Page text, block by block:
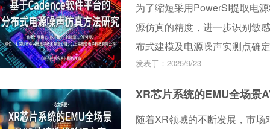
到该系统的传输速率可达4.5
验过程中对数据存储与传输的
大大提高了传输速率，降低了
为了缩短采用PowerSI提取电
源仿真的精度，进一步识别敏
布式建模及电源噪声实测点确
模块的电源仿真，发现在时域
功能近似的电源模块进行分
模型融入到电源时域噪声仿真
发表于：2025/9/23
XR芯片系统的EMU全场景
随着XR领域的不断发展，市